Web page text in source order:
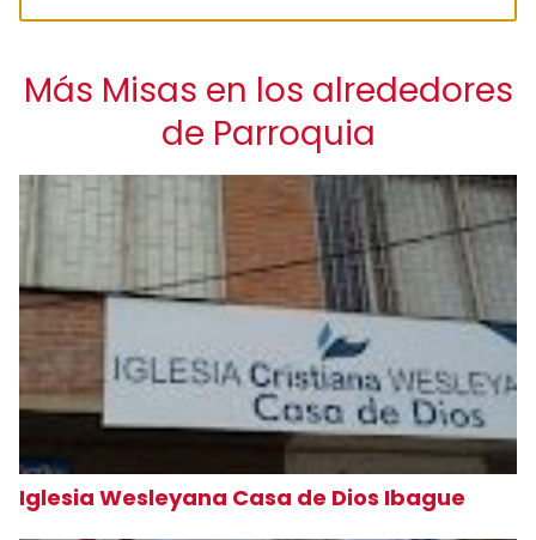
Más Misas en los alrededores
de Parroquia
Iglesia Wesleyana Casa de Dios Ibague